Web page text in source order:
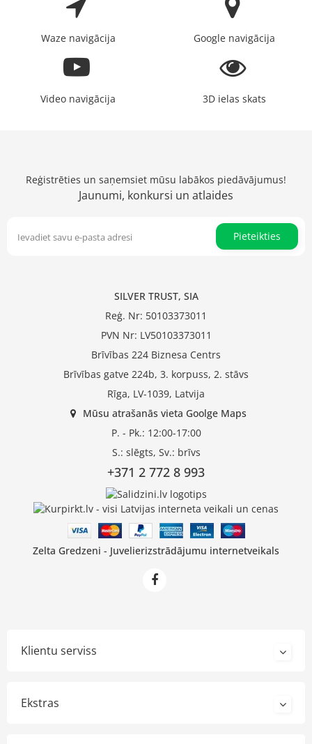
Waze navigācija Google navigācija
Video navigācija 3D ielas skats
Reģistrēties un saņemsiet mūsu labākos piedāvājumus!
Jaunumi, konkursi un atlaides
Pieteikties
SILVER TRUST, SIA
Reģ. Nr: 50103373011
PVN Nr: LV50103373011
Brīvības 224 Biznesa Centrs
Brīvības gatve 224b, 3. korpuss, 2. stāvs
Rīga, LV-1039, Latvija
Mūsu atrašanās vieta Goolge Maps
P. - Pk.: 12:00-17:00
S.: slēgts, Sv.: brīvs
+371 2 772 8 993
Zelta Gredzeni - Juvelierizstrādājumu internetveikals
Klientu serviss
Ekstras